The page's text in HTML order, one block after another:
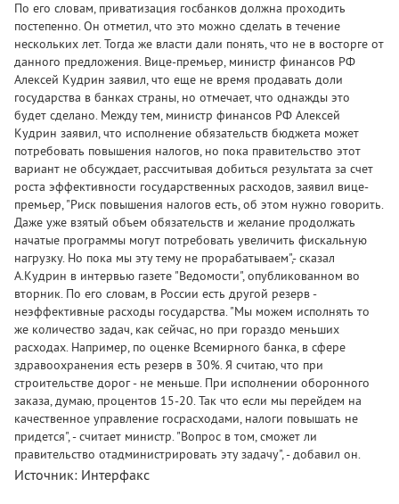
По его словам, приватизация госбанков должна проходить
постепенно. Он отметил, что это можно сделать в течение
нескольких лет. Тогда же власти дали понять, что не в восторге от
данного предложения. Вице-премьер, министр финансов РФ
Алексей Кудрин заявил, что еще не время продавать доли
государства в банках страны, но отмечает, что однажды это
будет сделано. Между тем, министр финансов РФ Алексей
Кудрин заявил, что исполнение обязательств бюджета может
потребовать повышения налогов, но пока правительство этот
вариант не обсуждает, рассчитывая добиться результата за счет
роста эффективности государственных расходов, заявил вице-
премьер, "Риск повышения налогов есть, об этом нужно говорить.
Даже уже взятый объем обязательств и желание продолжать
начатые программы могут потребовать увеличить фискальную
нагрузку. Но пока мы эту тему не прорабатываем",- сказал
А.Кудрин в интервью газете "Ведомости", опубликованном во
вторник. По его словам, в России есть другой резерв -
неэффективные расходы государства. "Мы можем исполнять то
же количество задач, как сейчас, но при гораздо меньших
расходах. Например, по оценке Всемирного банка, в сфере
здравоохранения есть резерв в 30%. Я считаю, что при
строительстве дорог - не меньше. При исполнении оборонного
заказа, думаю, процентов 15-20. Так что если мы перейдем на
качественное управление госрасходами, налоги повышать не
придется", - считает министр. "Вопрос в том, сможет ли
правительство отадминистрировать эту задачу", - добавил он.
Источник: Интерфакс